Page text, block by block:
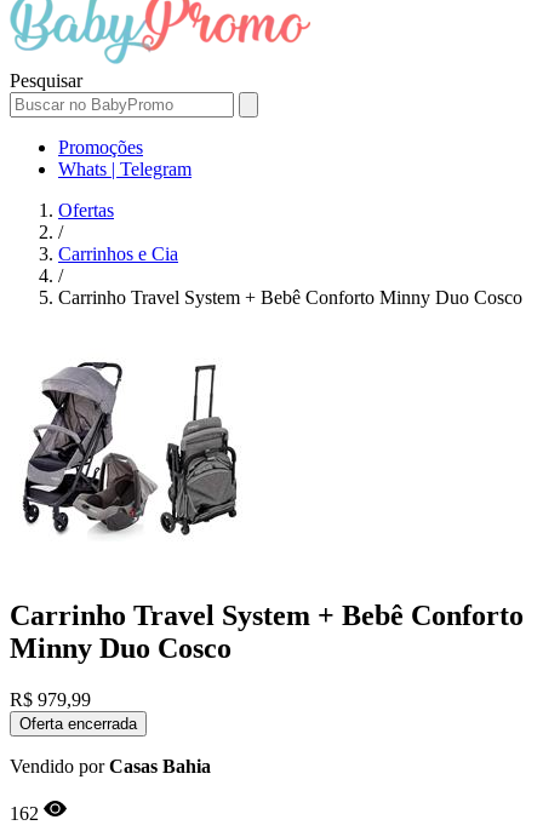
Pesquisar
Promoções
Whats | Telegram
Ofertas
/
Carrinhos e Cia
/
Carrinho Travel System + Bebê Conforto Minny Duo Cosco
Carrinho Travel System + Bebê Conforto
Minny Duo Cosco
R$ 979,99
Oferta encerrada
Vendido porCasas Bahia
162